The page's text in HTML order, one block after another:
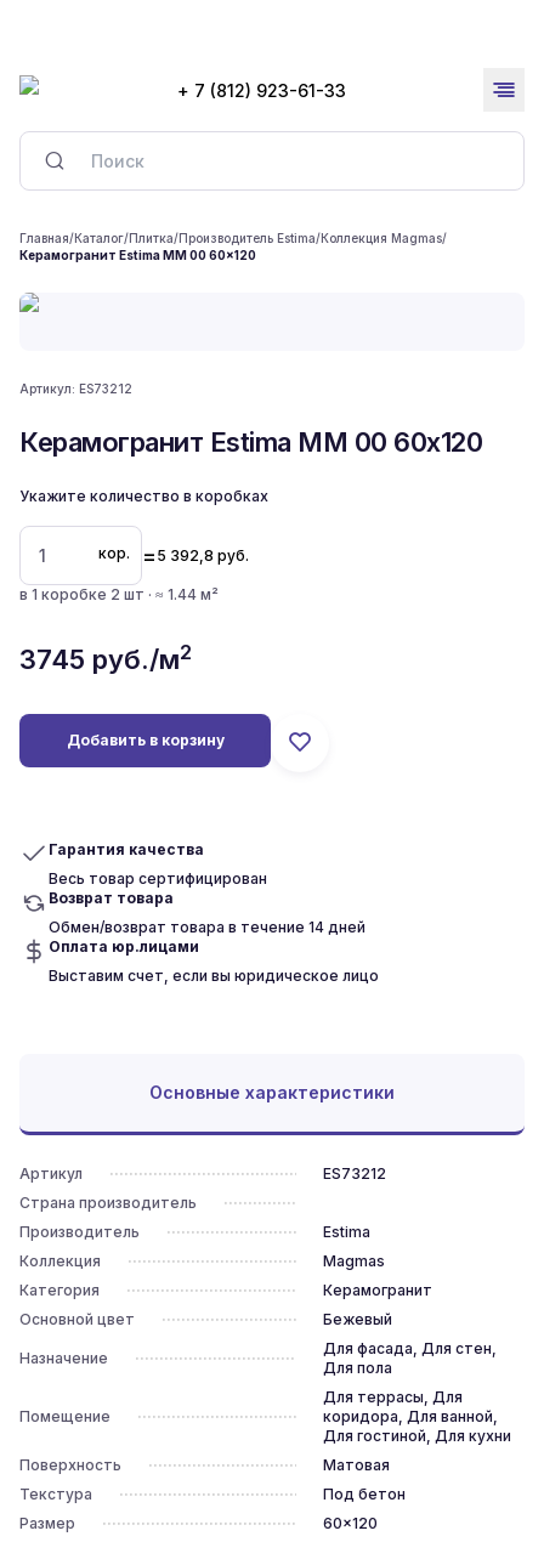
+ 7 (812) 923-61-33
Главная/Каталог/Плитка/Производитель Estima/Коллекция Magmas/
Керамогранит Estima MM 00 60x120
Артикул: ES73212
Керамогранит Estima MM 00 60x120
Укажите количество в коробках
кор. = 5 392,8 руб.
в 1 коробке 2 шт · ≈ 1.44 м²
3745 руб./м2
Добавить в корзину
Гарантия качества
Весь товар сертифицирован
Возврат товара
Обмен/возврат товара в течение 14 дней
Оплата юр.лицами
Выставим счет, если вы юридическое лицо
Основные характеристики
Артикул
ES73212
Страна производитель
Производитель
Estima
Коллекция
Magmas
Категория
Керамогранит
Основной цвет
Бежевый
Назначение
Для фасада, Для стен,
Для пола
Помещение
Для террасы, Для
коридора, Для ванной,
Для гостиной, Для кухни
Поверхность
Матовая
Текстура
Под бетон
Размер
60x120